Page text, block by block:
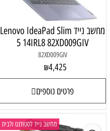
מחשב נייד Lenovo IdeaPad Slim
5 14IRL8 82XD009GIV
82XD009GIV
₪4,425
פרטים נוספים
מחשב נייד לסטודנט ולבית